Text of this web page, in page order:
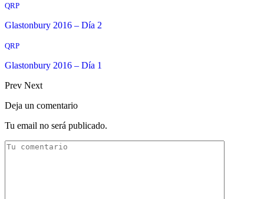
QRP
Glastonbury 2016 – Día 2
QRP
Glastonbury 2016 – Día 1
Prev Next
Deja un comentario
Tu email no será publicado.